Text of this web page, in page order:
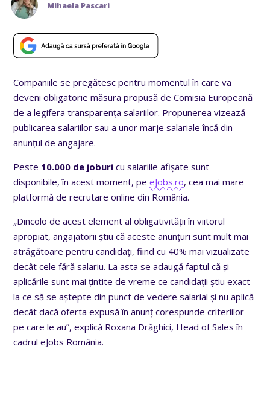
Mihaela Pascari
Companiile se pregătesc pentru momentul în care va
deveni obligatorie măsura propusă de Comisia Europeană
de a legifera transparența salariilor. Propunerea vizează
publicarea salariilor sau a unor marje salariale încă din
anunțul de angajare.
Peste 10.000 de joburi cu salariile afișate sunt
disponibile, în acest moment, peeJobs.ro, cea mai mare
platformă de recrutare online din România.
„Dincolo de acest element al obligativității în viitorul
apropiat, angajatorii știu că aceste anunțuri sunt mult mai
atrăgătoare pentru candidați, fiind cu 40% mai vizualizate
decât cele fără salariu. La asta se adaugă faptul că și
aplicările sunt mai țintite de vreme ce candidații știu exact
la ce să se aștepte din punct de vedere salarial și nu aplică
decât dacă oferta expusă în anunț corespunde criteriilor
pe care le au”, explică Roxana Drăghici, Head of Sales în
cadrul eJobs România.